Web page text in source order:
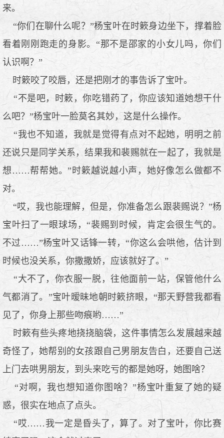
来。
“你们在聊什么呢？”杨宝叶在时簌身边坐下，撑着脸
看着刚刚跑走的身影。“那不是邵家的小女儿吗，你们
认识啊？”
时簌咬了咬唇，还是把刚才的事告诉了宝叶。
“不是吧，时簌，你吃错药了，你应该知道她想干什
么吧？”杨宝叶一脸莫名其妙，这是什么操作。
“我也不知道，我就是觉得有点对不起她，明明之前
还说只是同学关系，结果我和裴赐就在一起了，我就是
想……帮帮她。”时簌越说越小声，她好像怎么做都不
对。
“哎，我也能理解，但是，你准备怎么跟裴赐说？”杨
宝叶扫了一眼球场，“裴赐到时候，肯定会很生气的。
不过……”杨宝叶又话锋一转，“你这么会哄他，估计到
时候也没关系，你撒撒娇，应该就好了。”
“大不了，你衣服一脱，往他面前一站，保管他什么
气都消了。”宝叶暧昧地朝时簌挤眼，“那天野营我都看
见了，你身上那些吻痕哟……”
时簌有些头疼地挠挠脑袋，这件事情怎么发展越来越
奇怪了，她帮别的女孩跟自己男朋友告白，还要自己送
上门去哄男朋友，到头来吃亏的都是她呀，她图啥？
“对啊，我也想知道你图啥？”杨宝叶重复了她的疑
惑，很实在地点了点头。
“哎……我一定是昏头了，算了。对了宝叶，你比赛